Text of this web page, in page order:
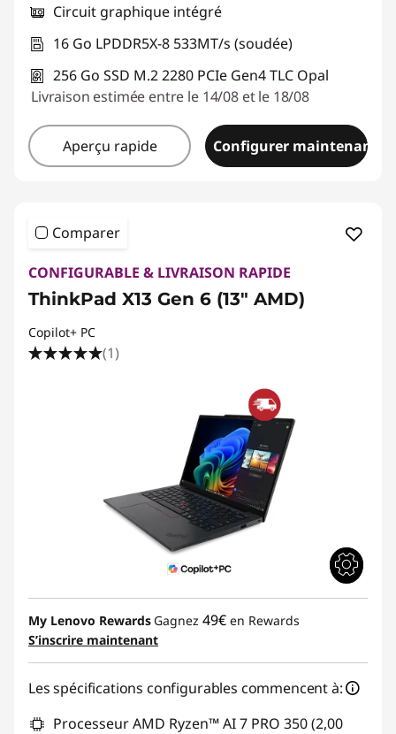
Circuit graphique intégré
16 Go LPDDR5X-8 533MT/s (soudée)
256 Go SSD M.2 2280 PCIe Gen4 TLC Opal
Livraison estimée entre le 14/08 et le 18/08
Aperçu rapide Configurer maintenant
Comparer
CONFIGURABLE & LIVRAISON RAPIDE
ThinkPad X13 Gen 6 (13" AMD)
Copilot+ PC
(1)
My Lenovo Rewards Gagnez 49€ en Rewards
S’inscrire maintenant
Les spécifications configurables commencent à:
Processeur AMD Ryzen™ AI 7 PRO 350 (2,00